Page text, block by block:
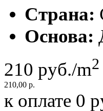
Страна:
Основа:
210 руб./m2
210,00 р.
к оплате 0